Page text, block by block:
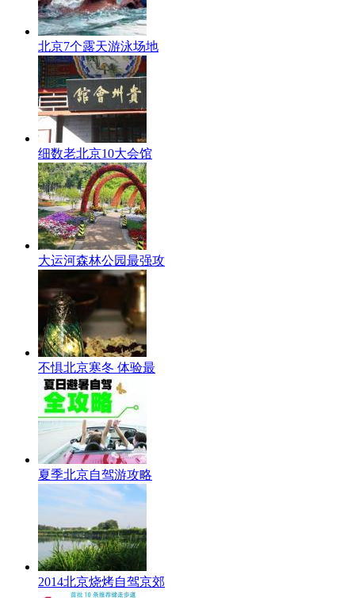
北京7个露天游泳场地
细数老北京10大会馆
大运河森林公园最强攻
不惧北京寒冬 体验最
夏季北京自驾游攻略
2014北京烧烤自驾京郊